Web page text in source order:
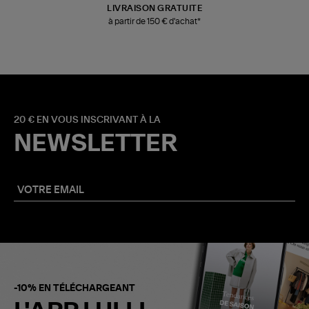
LIVRAISON GRATUITE
à partir de 150 € d'achat*
20 € EN VOUS INSCRIVANT À LA
NEWSLETTER
-10% EN TÉLÉCHARGEANT